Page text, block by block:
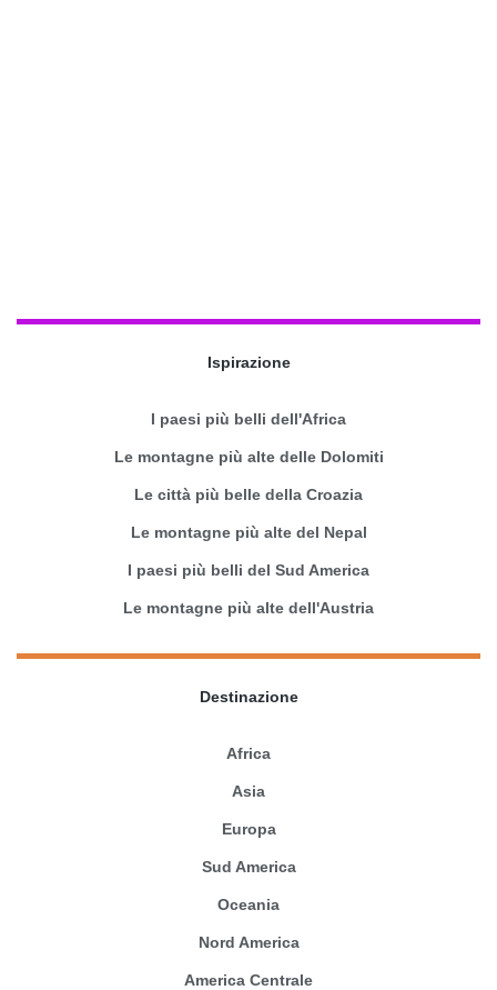
Ispirazione
I paesi più belli dell'Africa
Le montagne più alte delle Dolomiti
Le città più belle della Croazia
Le montagne più alte del Nepal
I paesi più belli del Sud America
Le montagne più alte dell'Austria
Destinazione
Africa
Asia
Europa
Sud America
Oceania
Nord America
America Centrale